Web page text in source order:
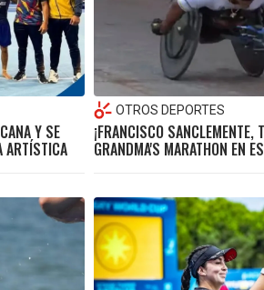
Y SE
ARTÍSTICA
OTROS DEPORTES
¡FRANCISCO SANCLEMENTE,
GRANDMA'S MARATHON EN